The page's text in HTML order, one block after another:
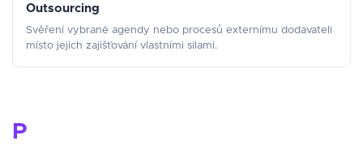
Outsourcing
Svěření vybrané agendy nebo procesů externímu dodavateli
místo jejich zajišťování vlastními silami.
P